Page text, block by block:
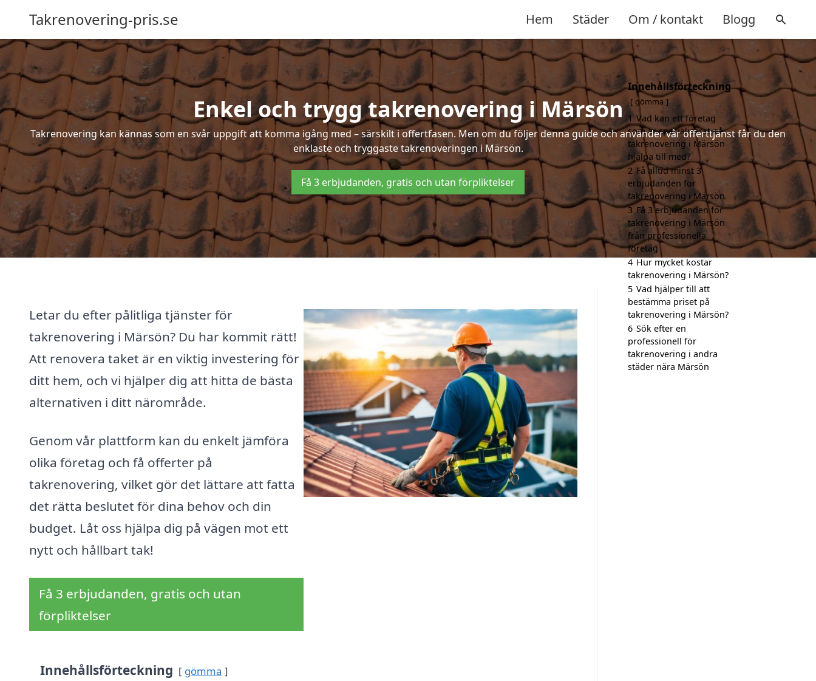
Takrenovering-pris.se Hem Städer Om / kontakt Blogg
Enkel och trygg takrenovering i Märsön
Takrenovering kan kännas som en svår uppgift att komma igång med – särskilt i offertfasen. Men om du följer denna guide och använder vår offerttjänst får du den
enklaste och tryggaste takrenoveringen i Märsön.
Få 3 erbjudanden, gratis och utan förpliktelser
Letar du efter pålitliga tjänster för
takrenovering i Märsön? Du har kommit rätt!
Att renovera taket är en viktig investering för
ditt hem, och vi hjälper dig att hitta de bästa
alternativen i ditt närområde.
Genom vår plattform kan du enkelt jämföra
olika företag och få offerter på
takrenovering, vilket gör det lättare att fatta
det rätta beslutet för dina behov och din
budget. Låt oss hjälpa dig på vägen mot ett
nytt och hållbart tak!
Få 3 erbjudanden, gratis och utan
förpliktelser
Innehållsförteckning gömma
Innehållsförteckning
gömma
1 Vad kan ett företag
som är specialiserat på
takrenovering i Märsön
hjälpa till med?
2 Få alltid minst 3
erbjudanden för
takrenovering i Märsön
3 Få 3 erbjudanden för
takrenovering i Märsön
från professionella
företag
4 Hur mycket kostar
takrenovering i Märsön?
5 Vad hjälper till att
bestämma priset på
takrenovering i Märsön?
6 Sök efter en
professionell för
takrenovering i andra
städer nära Märsön